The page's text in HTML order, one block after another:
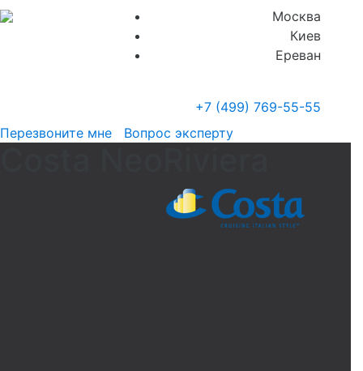
Москва
Киев
Ереван
+7 (499) 769-55-55
Перезвоните мне
Вопрос эксперту